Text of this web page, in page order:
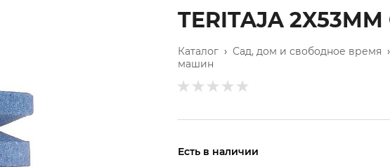
TERITAJA 2X53MM
Каталог › Сад, дом и свободное время ›
машин
Есть в наличии